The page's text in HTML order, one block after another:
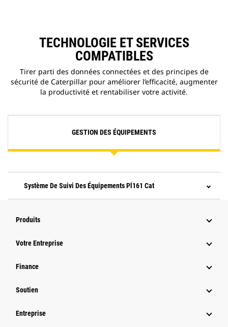
TECHNOLOGIE ET SERVICES
COMPATIBLES
Tirer parti des données connectées et des principes de
sécurité de Caterpillar pour améliorer l’efficacité, augmenter
la productivité et rentabiliser votre activité.
GESTION DES ÉQUIPEMENTS
Système De Suivi Des Équipements Pl161 Cat
Produits
Votre Entreprise
Finance
Soutien
Entreprise